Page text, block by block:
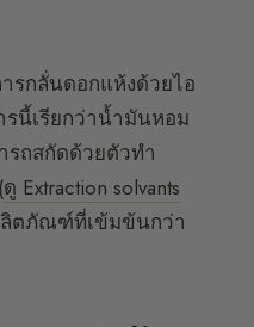
รกลั่นดอกแห้งด้วยไอ
นี้เรียกว่าน้ำมันหอม
รถสกัดด้วยตัวทำ
ดู Extraction solvants
ลิตภัณฑ์ที่เข้มข้นกว่า